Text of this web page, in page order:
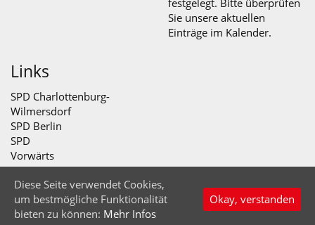
Sie unsere aktuellen
Einträge im Kalender.
Links
SPD Charlottenburg-
Wilmersdorf
SPD Berlin
SPD
Vorwärts
© SPD Abteilung Lietzensee 2026
Startseite
Impressum Datenschutz Nach oben
Diese Seite verwendet Cookies,
um bestmögliche Funktionalität
bieten zu können: Mehr Infos
Okay, verstanden